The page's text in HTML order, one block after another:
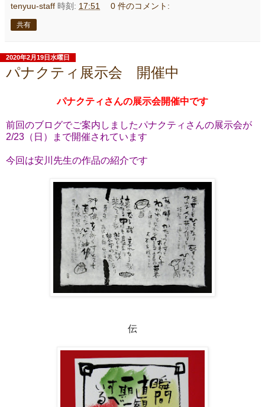
tenyuu-staff 時刻: 17:51 0 件のコメント:
共有
2020年2月19日水曜日
パナクティ展示会 開催中
パナクティさんの展示会開催中です
前回のブログでご案内しましたパナクティさんの展示会が
2/23（日）まで開催されています
今回は安川先生の作品の紹介です
伝